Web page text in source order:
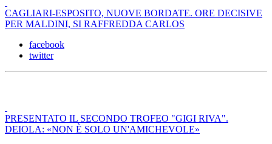
CAGLIARI-ESPOSITO, NUOVE BORDATE. ORE DECISIVE
PER MALDINI, SI RAFFREDDA CARLOS
facebook
twitter
PRESENTATO IL SECONDO TROFEO "GIGI RIVA".
DEIOLA: «NON È SOLO UN'AMICHEVOLE»